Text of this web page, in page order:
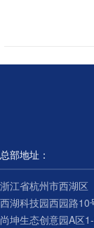
总部地址：
浙江省杭州市西湖区
西湖科技园西园路10
尚坤生态创意园A区